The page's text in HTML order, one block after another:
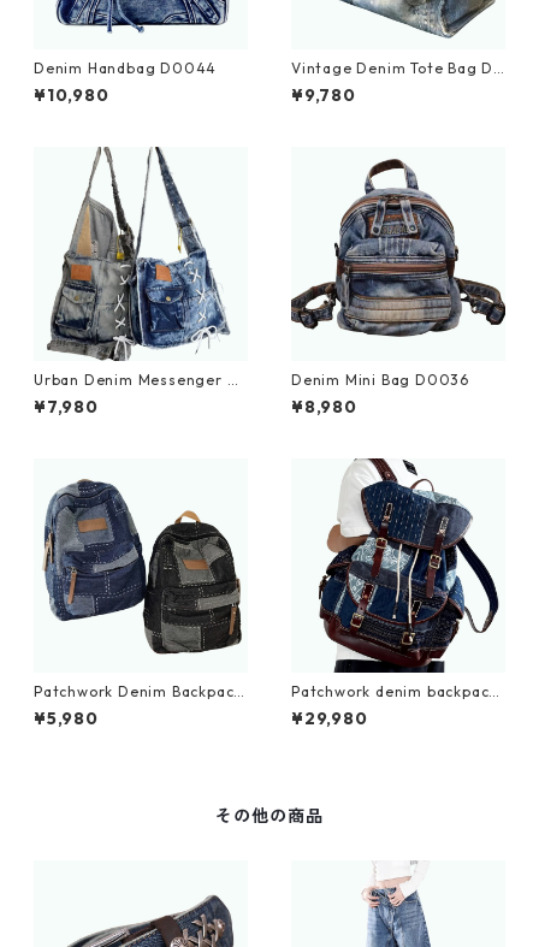
Denim Handbag D0044
¥10,980
Vintage Denim Tote Bag D0
030
¥9,780
Urban Denim Messenger Ba
g D0029
¥7,980
Denim Mini Bag D0036
¥8,980
Patchwork Denim Backpack
D0035
¥5,980
Patchwork denim backpack
D0109
¥29,980
その他の商品